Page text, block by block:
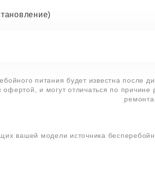
питания будет известна после
и могут отличаться по
ремонта
вашей модели источника